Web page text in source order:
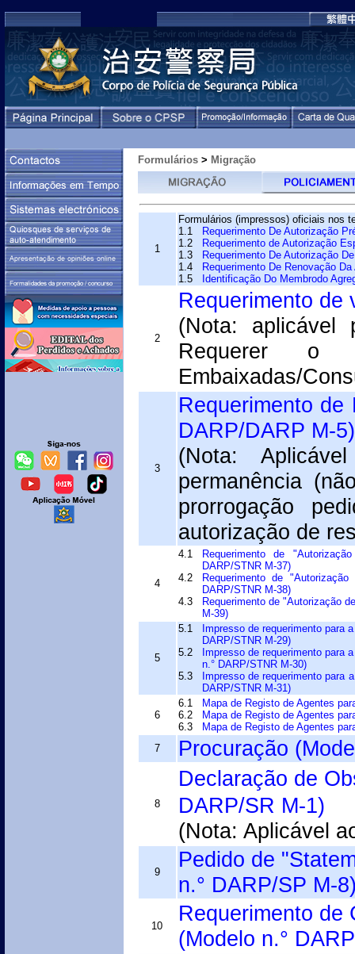
Formulários> Migração
1
Formulários (impressos) oficiais nos
1.1
Requerimento De Autorização
1.2
Requerimento de Autorização
1.3
Requerimento De Autorização
1.4
Requerimento De Renovação
1.5
Identificação Do Membrodo
2
Requerimento de
(Nota:
Requerer o
Embaixadas/
3
Requerimento de
DARP/DARP M-5)
(Nota:
permanência
prorrogação
autorização de
4
4.1
Requerimento de
DARP/STNR M-37)
4.2
Requerimento de
DARP/STNR M-38)
4.3
Requerimento de "Autorização
M-39)
5
5.1
Impresso de requerimento para
DARP/STNR M-29)
5.2
Impresso de requerimento para
n.° DARP/STNR M-30)
5.3
Impresso de requerimento para
DARP/STNR M-31)
6
6.1
Mapa de Registo de Agentes
6.2
Mapa de Registo de Agentes
6.3
Mapa de Registo de Agentes
7
Procuração
8
Declaração de
DARP/SR M-1)
(Nota: Aplicável
9
Pedido de
n.° DARP/SP M-
10
Requerimento de
(Modelo n.°